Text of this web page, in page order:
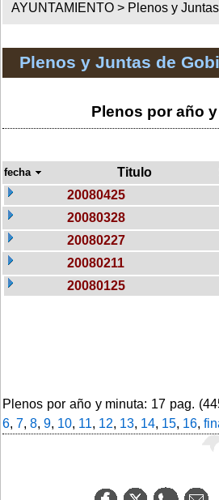
AYUNTAMIENTO > Plenos y
Plenos y Juntas de
Plenos por año
fecha Titulo
20080425
20080328
20080227
20080211
20080125
Plenos por año y minuta: 17 pag.
6, 7, 8, 9, 10, 11, 12, 13, 14, 15, 16,